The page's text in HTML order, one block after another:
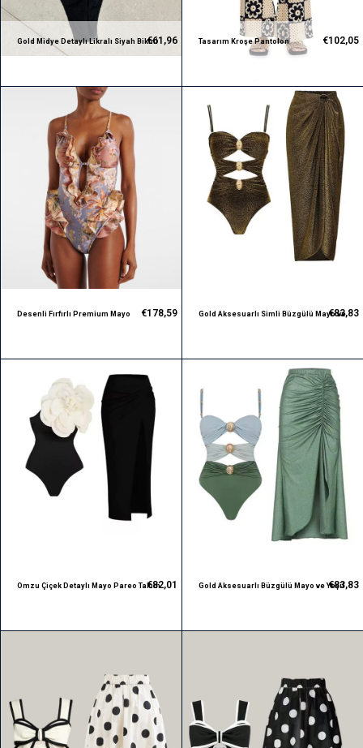
Gold Midye Detaylı Likralı Siyah Bikini
Takım
€61,96 Tasarım Kroşe Pantolon €102,05
Desenli Fırfırlı Premium Mayo €178,59
Gold Aksesuarlı Simli Büzgülü Mayo ve
€83,83
Omzu Çiçek Detaylı Mayo Pareo Takım€82,01
Gold Aksesuarlı Büzgülü Mayo ve Yeşil€83,83